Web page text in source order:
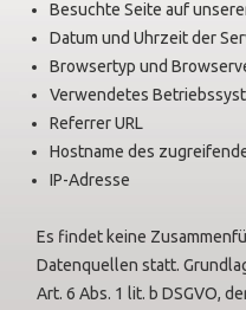
Besuchte Seite auf
Datum und Uhrzeit der
Browsertyp und
Verwendetes
Referrer URL
Hostname des
IP-Adresse
Es findet keine
Datenquellen statt.
Art. 6 Abs. 1 lit. b DSGVO,